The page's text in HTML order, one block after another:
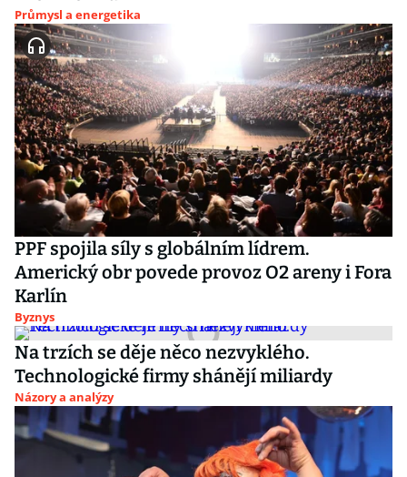
Průmysl a energetika
PPF spojila síly s globálním lídrem.
Americký obr povede provoz O2 areny i Fora
Karlín
Byznys
Na trzích se děje něco nezvyklého.
Technologické firmy shánějí miliardy
Názory a analýzy